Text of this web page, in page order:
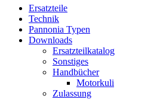
Ersatzteile
Technik
Pannonia Typen
Downloads
Ersatzteilkatalog
Sonstiges
Handbücher
Motorkuli
Zulassung